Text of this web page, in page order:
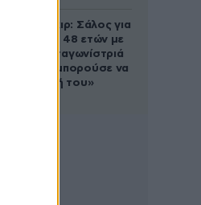
Ρίτσαρντ Γκιρ: Σάλος για
τη διαφορά 48 ετών με
τη συμπρωταγωνίστριά
του – «Θα μπορούσε να
είναι εγγονή του»